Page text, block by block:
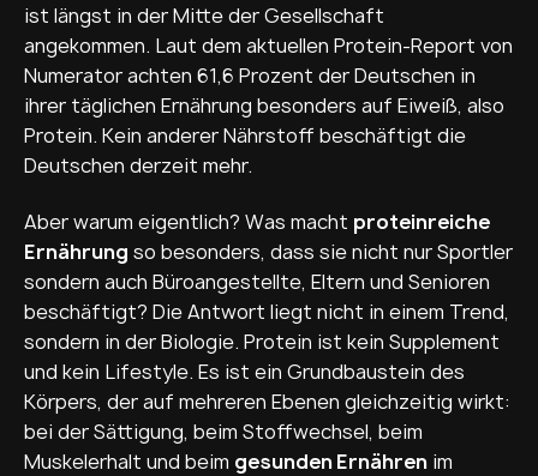
ist längst in der Mitte der Gesellschaft
angekommen. Laut dem aktuellen Protein-Report von
Numerator achten 61,6 Prozent der Deutschen in
ihrer täglichen Ernährung besonders auf Eiweiß, also
Protein. Kein anderer Nährstoff beschäftigt die
Deutschen derzeit mehr.
Aber warum eigentlich? Was macht proteinreiche
Ernährung so besonders, dass sie nicht nur Sportler
sondern auch Büroangestellte, Eltern und Senioren
beschäftigt? Die Antwort liegt nicht in einem Trend,
sondern in der Biologie. Protein ist kein Supplement
und kein Lifestyle. Es ist ein Grundbaustein des
Körpers, der auf mehreren Ebenen gleichzeitig wirkt:
bei der Sättigung, beim Stoffwechsel, beim
Muskelerhalt und beim gesunden Ernähren im